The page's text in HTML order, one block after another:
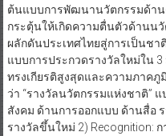
ต้นแบบการพัฒนานวัตกรรมด้าน
กระตุ้นให้เกิดความตื่นตัวด้านน
ผลักดันประเทศไทยสู่การเป็นช
แบบการประกวดรางวัลใหม่ใน 3
ทรงเกียรติสูงสุดและความภาคภู
ว่า “รางวัลนวัตกรรมแห่งชาติ”
สังคม ด้านการออกแบบ ด้านสื่อ
รางวัลขึ้นใหม่ 2) Recognition: